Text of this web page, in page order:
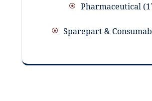
Pharmaceutical
Sparepart &